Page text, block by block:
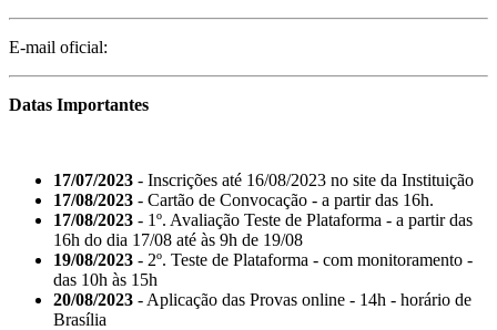
E-mail oficial:
Datas Importantes
17/07/2023 - Inscrições até 16/08/2023 no site da Instituição
17/08/2023 - Cartão de Convocação - a partir das 16h.
17/08/2023 - 1º. Avaliação Teste de Plataforma - a partir das
16h do dia 17/08 até às 9h de 19/08
19/08/2023 - 2º. Teste de Plataforma - com monitoramento -
das 10h às 15h
20/08/2023 - Aplicação das Provas online - 14h - horário de
Brasília